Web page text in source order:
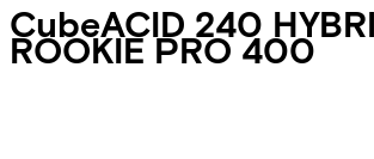
CubeACID 240
ROOKIE PRO 400